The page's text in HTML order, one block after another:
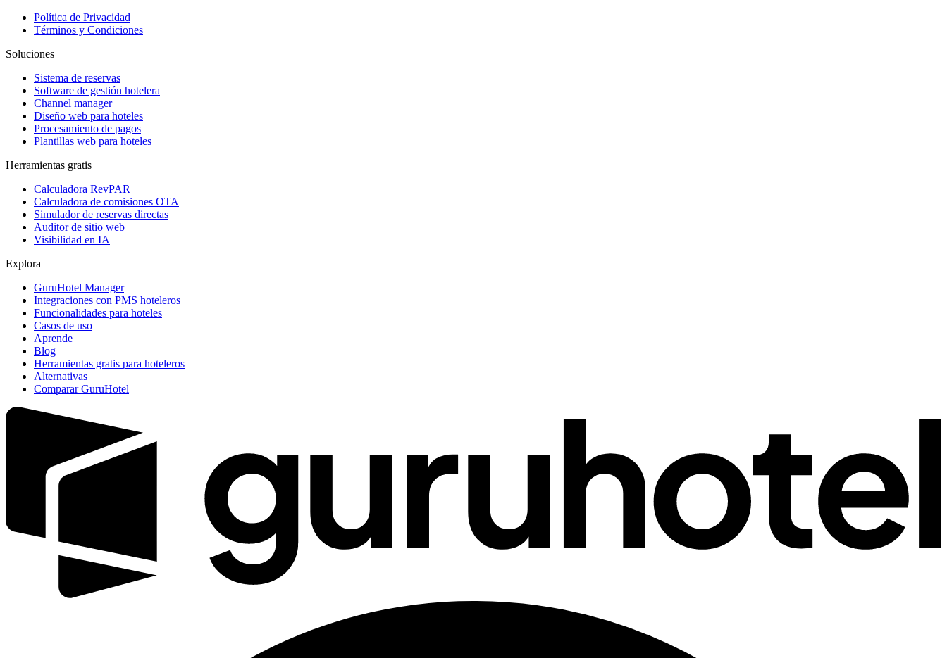
Política de Privacidad
Términos y Condiciones
Soluciones
Sistema de reservas
Software de gestión hotelera
Channel manager
Diseño web para hoteles
Procesamiento de pagos
Plantillas web para hoteles
Herramientas gratis
Calculadora RevPAR
Calculadora de comisiones OTA
Simulador de reservas directas
Auditor de sitio web
Visibilidad en IA
Explora
GuruHotel Manager
Integraciones con PMS hoteleros
Funcionalidades para hoteles
Casos de uso
Aprende
Blog
Herramientas gratis para hoteleros
Alternativas
Comparar GuruHotel